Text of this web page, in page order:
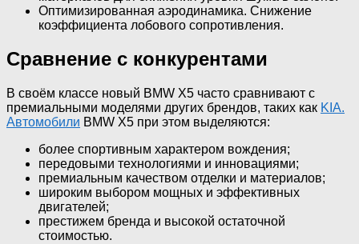
Оптимизированная аэродинамика. Снижение
коэффициента лобового сопротивления.
Сравнение с конкурентами
В своём классе новый BMW X5 часто сравнивают с
премиальными моделями других брендов, таких как KIA.
Автомобили BMW X5 при этом выделяются:
более спортивным характером вождения;
передовыми технологиями и инновациями;
премиальным качеством отделки и материалов;
широким выбором мощных и эффективных
двигателей;
престижем бренда и высокой остаточной
стоимостью.